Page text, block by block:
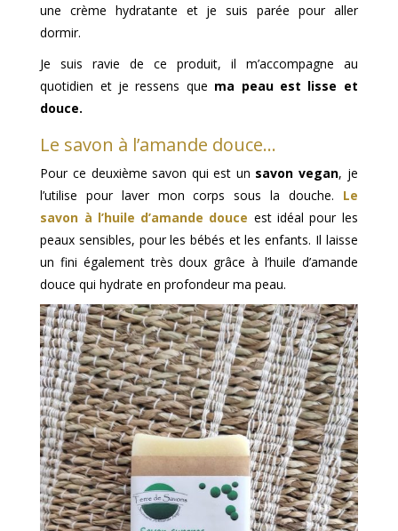
une crème hydratante et je suis parée pour aller
dormir.
Je suis ravie de ce produit, il m’accompagne au
quotidien et je ressens que ma peau est lisse et
douce.
Le savon à l’amande douce…
Pour ce deuxième savon qui est un savon vegan, je
l’utilise pour laver mon corps sous la douche. Le
savon à l’huile d’amande douce est idéal pour les
peaux sensibles, pour les bébés et les enfants. Il laisse
un fini également très doux grâce à l’huile d’amande
douce qui hydrate en profondeur ma peau.